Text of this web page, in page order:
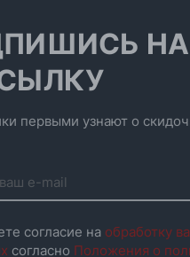
НА
первыми узнают о
согласие на обработку
согласно Положения о